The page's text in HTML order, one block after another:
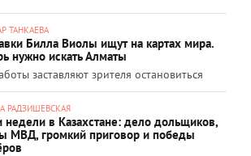
ТАНКАЕВА
Билла Виолы ищут на картах мира.
нужно искать Алматы
заставляют зрителя остановиться
РАДЗИШЕВСКАЯ
недели в Казахстане: дело дольщиков,
МВД, громкий приговор и победы